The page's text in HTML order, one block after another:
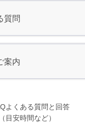
質問
案内
よくある質問と回答
目安時間など）